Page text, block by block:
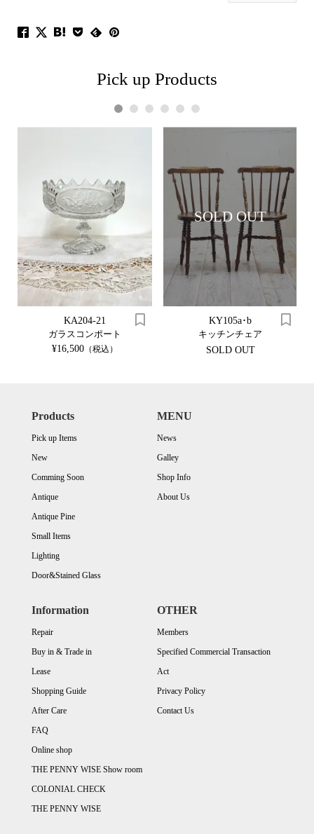
Pick up Products
KA204-21
ガラスコンポート
¥16,500（税込）
SOLD OUT
KY105a･b
キッチンチェア
SOLD OUT
1 2 3 4 5 6
Products
Pick up Items
New
Comming Soon
Antique
Antique Pine
Small Items
Lighting
Door&Stained Glass
MENU
News
Galley
Shop Info
About Us
Information
Repair
Buy in & Trade in
Lease
Shopping Guide
After Care
FAQ
Online shop
THE PENNY WISE Show room
COLONIAL CHECK
THE PENNY WISE
OTHER
Members
Specified Commercial Transaction
Act
Privacy Policy
Contact Us